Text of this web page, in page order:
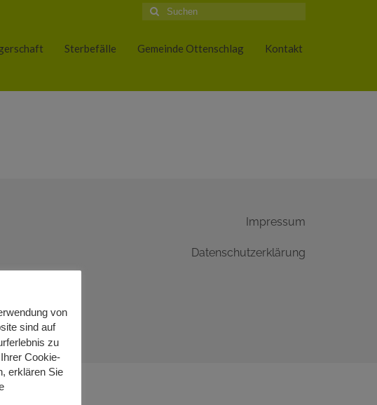
Suche
nach:
Sterbefälle Gemeinde Ottenschlag Kontakt
Impressum
Datenschutzerklärung
von
sind auf
zu
Cookie-
erklären Sie